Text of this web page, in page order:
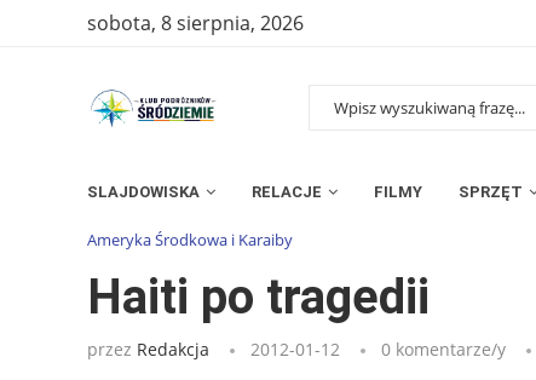
sobota, 8 sierpnia, 2026
SLAJDOWISKA RELACJE FILMY SPRZĘT
Strona główna» Wpisy »Haiti po tragedii
Ameryka Środkowa i Karaiby
Haiti po tragedii
przez Redakcja 2012-01-12 0 komentarze/y